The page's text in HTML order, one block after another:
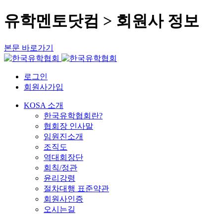
유학멘토닷컴 > 회원사 정보
본문 바로가기
로그인
회원사가입
KOSA 소개
한국유학협회란?
협회장 인사말
임원진소개
조직도
역대회장단
회칙/정관
윤리강령
절차대행 표준약관
회원사인증
오시는길